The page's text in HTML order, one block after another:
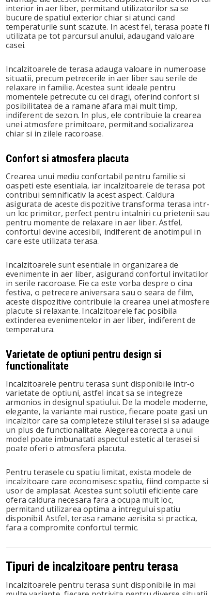
interior in aer liber, permitand utilizatorilor sa se
bucure de spatiul exterior chiar si atunci cand
temperaturile sunt scazute. In acest fel, terasa poate fi
utilizata pe tot parcursul anului, adaugand valoare
casei.
Incalzitoarele de terasa adauga valoare in numeroase
situatii, precum petrecerile in aer liber sau serile de
relaxare in familie. Acestea sunt ideale pentru
momentele petrecute cu cei dragi, oferind confort si
posibilitatea de a ramane afara mai mult timp,
indiferent de sezon. In plus, ele contribuie la crearea
unei atmosfere primitoare, permitand socializarea
chiar si in zilele racoroase.
Confort si atmosfera placuta
Crearea unui mediu confortabil pentru familie si
oaspeti este esentiala, iar incalzitoarele de terasa pot
contribui semnificativ la acest aspect. Caldura
asigurata de aceste dispozitive transforma terasa intr-
un loc primitor, perfect pentru intalniri cu prietenii sau
pentru momente de relaxare in aer liber. Astfel,
confortul devine accesibil, indiferent de anotimpul in
care este utilizata terasa.
Incalzitoarele sunt esentiale in organizarea de
evenimente in aer liber, asigurand confortul invitatilor
in serile racoroase. Fie ca este vorba despre o cina
festiva, o petrecere aniversara sau o seara de film,
aceste dispozitive contribuie la crearea unei atmosfere
placute si relaxante. Incalzitoarele fac posibila
extinderea evenimentelor in aer liber, indiferent de
temperatura.
Varietate de optiuni pentru design si
functionalitate
Incalzitoarele pentru terasa sunt disponibile intr-o
varietate de optiuni, astfel incat sa se integreze
armonios in designul spatiului. De la modele moderne,
elegante, la variante mai rustice, fiecare poate gasi un
incalzitor care sa completeze stilul terasei si sa adauge
un plus de functionalitate. Alegerea corecta a unui
model poate imbunatati aspectul estetic al terasei si
poate oferi o atmosfera placuta.
Pentru terasele cu spatiu limitat, exista modele de
incalzitoare care economisesc spatiu, fiind compacte si
usor de amplasat. Acestea sunt solutii eficiente care
ofera caldura necesara fara a ocupa mult loc,
permitand utilizarea optima a intregului spatiu
disponibil. Astfel, terasa ramane aerisita si practica,
fara a compromite confortul termic.
Tipuri de incalzitoare pentru terasa
Incalzitoarele pentru terasa sunt disponibile in mai